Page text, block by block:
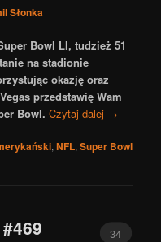
Słonka
Bowl LI, tudzież 51
na stadionie
okazję oraz
przedstawię Wam
Bowl. Czytaj dalej →
,NFL,Super Bowl
34